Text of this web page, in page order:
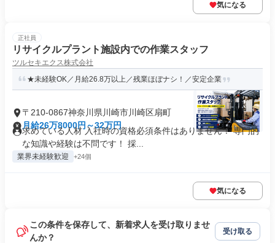
気になる
正社員
リサイクルプラント施設内での作業スタッフ
ツルセキエクス株式会社
★未経験OK／月給26.8万以上／残業ほぼナシ！／安定企業
〒210-0867神奈川県川崎市川崎区扇町
月給26万8000円～32万円
求めている人材 入社時の資格必須条件はありません！ 専門的
な知識や経験は不問です！ 採...
業界未経験歓迎 +24個
気になる
この条件を保存して、新着求人を受け取りませ
んか？
受け取る